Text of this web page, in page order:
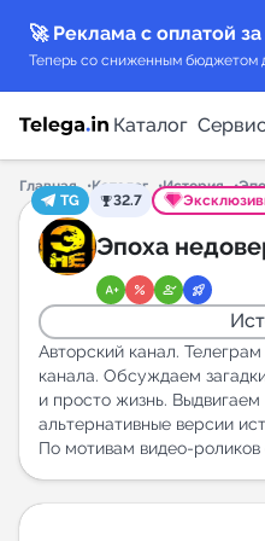
🚀 Реклама с оплатой
Теперь со сниженным бюджетом
Каталог
Каталог каналов
Каталог ботов
Горящие
Индекс читаемости
New
Аналитика MAX
Главная Каталог История
TG
32.7
Эпоха
Авторский канал.
канала. Обсуждаем
и просто жизнь.
альтернативные версии
По мотивам видео-